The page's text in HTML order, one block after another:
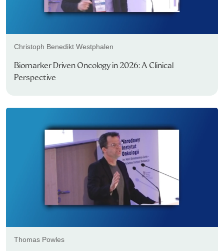
Christoph Benedikt Westphalen
Biomarker Driven Oncology in 2026: A Clinical
Perspective
Thomas Powles